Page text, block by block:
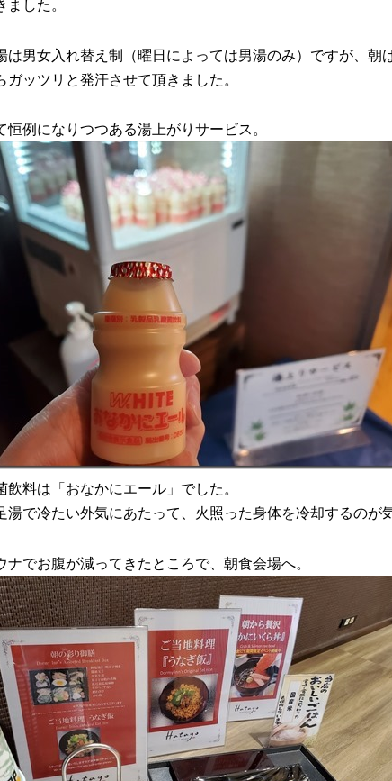
ました。
は男女入れ替え制（曜日によっては男湯のみ）ですが、朝
ガッツリと発汗させて頂きました。
恒例になりつつある湯上がりサービス。
飲料は「おなかにエール」でした。
湯で冷たい外気にあたって、火照った身体を冷却するのが
ナでお腹が減ってきたところで、朝食会場へ。